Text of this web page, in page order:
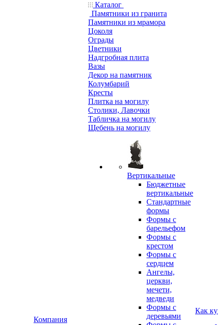
Компания
Каталог
Памятники из гранита
Памятники из мрамора
Цоколя
Ограды
Цветники
Надгробная плита
Вазы
Декор на памятник
Колумбарий
Кресты
Плитка на могилу
Столики, Лавочки
Табличка на могилу
Щебень на могилу
Вертикальные
Бюджетные
вертикальные
Стандартные
формы
Формы с
барельефом
Формы с
крестом
Формы с
сердцем
Ангелы,
церкви,
мечети,
медведи
Формы с
деревьями
Как